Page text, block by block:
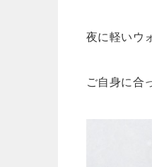
夜に軽いウ
ご自身に合